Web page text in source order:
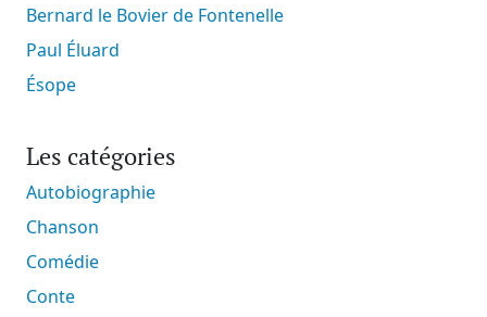
Bernard le Bovier de Fontenelle
Paul Éluard
Ésope
Les catégories
Autobiographie
Chanson
Comédie
Conte